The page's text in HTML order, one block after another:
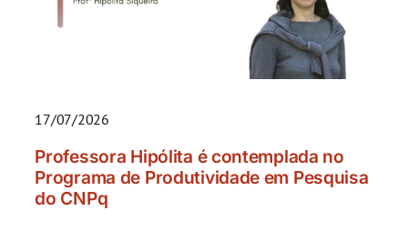
17/07/2026
Professora Hipólita é contemplada no
Programa de Produtividade em Pesquisa
do CNPq